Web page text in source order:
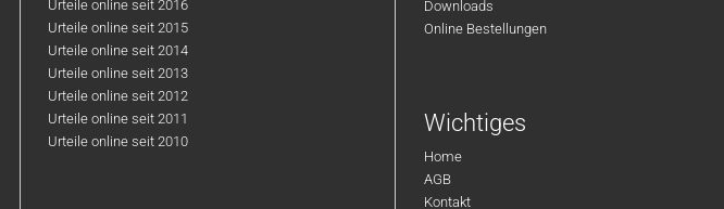
Urteile online seit 2016
Urteile online seit 2015
Urteile online seit 2014
Urteile online seit 2013
Urteile online seit 2012
Urteile online seit 2011
Urteile online seit 2010
Downloads
Online Bestellungen
Wichtiges
Home
AGB
Kontakt